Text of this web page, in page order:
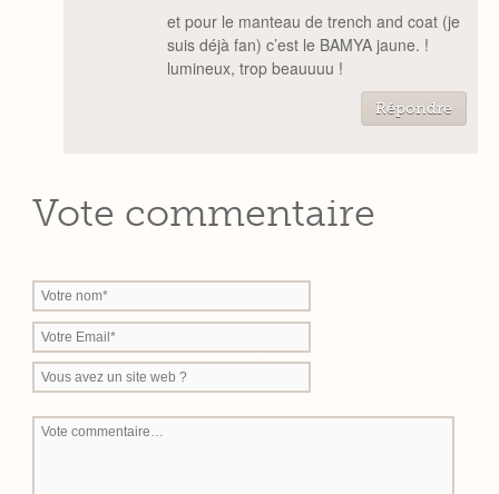
et pour le manteau de trench and coat (je
suis déjà fan) c’est le BAMYA jaune. !
lumineux, trop beauuuu !
Répondre
Vote commentaire